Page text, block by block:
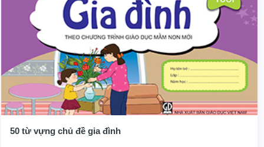
50 từ vựng chủ đề gia đình